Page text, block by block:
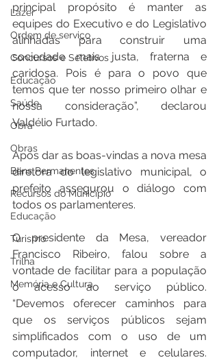
Lazer
Ordem de serviço
Concursos e Seletivos
Educação
Saúde
Obra
Obras
Bens Permanentes
Recursos do Município
Educação
Turismo
Trilha
Memória e Cultura
principal propósito é manter as
equipes do Executivo e do Legislativo
alinhadas para construir uma
sociedade mais justa, fraterna e
caridosa. Pois é para o povo que
temos que ter nosso primeiro olhar e
nossa consideração”, declarou
Valdélio Furtado.
Após dar as boas-vindas a nova mesa
diretora do legislativo municipal, o
prefeito assegurou o diálogo com
todos os parlamenteres.
O presidente da Mesa, vereador
Francisco Ribeiro, falou sobre a
vontade de facilitar para a população
o acesso ao serviço público.
“Devemos oferecer caminhos para
que os serviços públicos sejam
simplificados com o uso de um
computador, internet e celulares.